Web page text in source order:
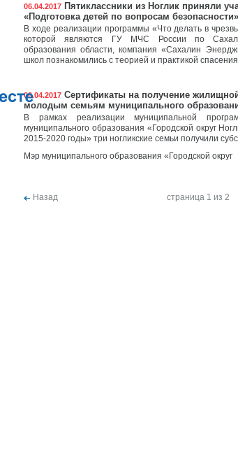
06.04.2017 Пятиклассники из Ноглик приняли
«Подготовка детей по вопросам безопасности»
В ходе реализации программы «Что делать в
которой являются ГУ МЧС России по
образования области, компания «Сахалин
школ познакомились с теорией и практикой
06.04.2017 Сертификаты на получение
молодым семьям муниципального
В рамках реализации муниципальной
муниципального образования «Городской округ
2015-2020 годы» три ногликские семьи получили
Мэр муниципального образования «Городской округ
Назад страница 1 из 2